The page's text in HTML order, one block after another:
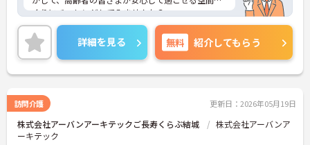
くりにチャレンジしてみませんか？
ご興味ある方には、面接対策ポイントなど、さらに
詳細をお話しいたしますのでお気軽にご相談くださ
い。
詳細を見る 無料 紹介してもらう
訪問介護 更新日：2026年05月19日
株式会社アーバンアーキテックご長寿くらぶ結城
株式会社アーバンア
ーキテック